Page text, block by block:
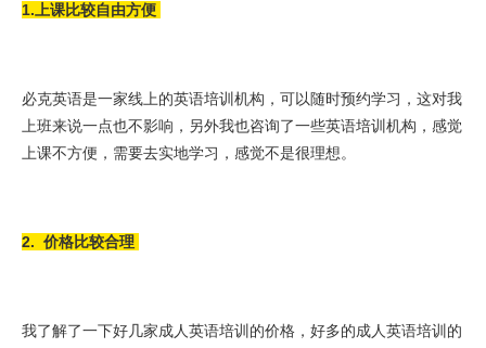
1.上课比较自由方便
必克英语是一家线上的英语培训机构，可以随时预约学习，这对我
上班来说一点也不影响，另外我也咨询了一些英语培训机构，感觉
上课不方便，需要去实地学习，感觉不是很理想。
2. 价格比较合理
我了解了一下好几家成人英语培训的价格，好多的成人英语培训的